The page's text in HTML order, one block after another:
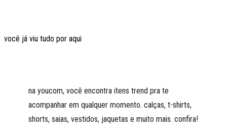
você já viu tudo por aqui
na youcom, você encontra itens trend pra te
acompanhar em qualquer momento. calças, t-shirts,
shorts, saias, vestidos, jaquetas e muito mais. confira!